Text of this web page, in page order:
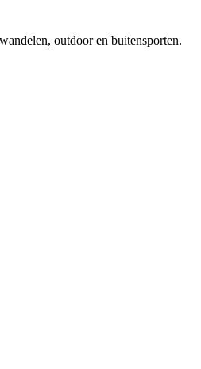
outdoor en buitensporten.